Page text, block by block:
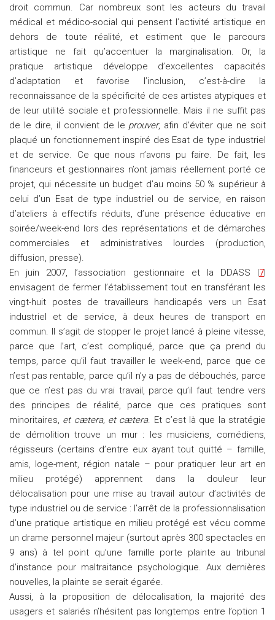
droit commun. Car nombreux sont les acteurs du travail
médical et médico-social qui pensent l’activité artistique en
dehors de toute réalité, et estiment que le parcours
artistique ne fait qu’accentuer la marginalisation. Or, la
pratique artistique développe d’excellentes capacités
d’adaptation et favorise l’inclusion, c’est-à-dire la
reconnaissance de la spécificité de ces artistes atypiques et
de leur utilité sociale et professionnelle. Mais il ne suffit pas
de le dire, il convient de le prouver, afin d’éviter que ne soit
plaqué un fonctionnement inspiré des Esat de type industriel
et de service. Ce que nous n’avons pu faire. De fait, les
financeurs et gestionnaires n’ont jamais réellement porté ce
projet, qui nécessite un budget d’au moins 50 % supérieur à
celui d’un Esat de type industriel ou de service, en raison
d’ateliers à effectifs réduits, d’une présence éducative en
soirée/week-end lors des représentations et de démarches
commerciales et administratives lourdes (production,
diffusion, presse).
En juin 2007, l’association gestionnaire et la DDASS |7|
envisagent de fermer l’établissement tout en transférant les
vingt-huit postes de travailleurs handicapés vers un Esat
industriel et de service, à deux heures de transport en
commun. Il s’agit de stopper le projet lancé à pleine vitesse,
parce que l’art, c’est compliqué, parce que ça prend du
temps, parce qu’il faut travailler le week-end, parce que ce
n’est pas rentable, parce qu’il n’y a pas de débouchés, parce
que ce n’est pas du vrai travail, parce qu’il faut tendre vers
des principes de réalité, parce que ces pratiques sont
minoritaires, et cætera, et cætera. Et c’est là que la stratégie
de démolition trouve un mur : les musiciens, comédiens,
régisseurs (certains d’entre eux ayant tout quitté – famille,
amis, loge-ment, région natale – pour pratiquer leur art en
milieu protégé) apprennent dans la douleur leur
délocalisation pour une mise au travail autour d’activités de
type industriel ou de service : l’arrêt de la professionnalisation
d’une pratique artistique en milieu protégé est vécu comme
un drame personnel majeur (surtout après 300 spectacles en
9 ans) à tel point qu’une famille porte plainte au tribunal
d’instance pour maltraitance psychologique. Aux dernières
nouvelles, la plainte se serait égarée.
Aussi, à la proposition de délocalisation, la majorité des
usagers et salariés n’hésitent pas longtemps entre l’option 1